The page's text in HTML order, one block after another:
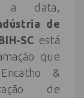
a data,
de
SC está
que
&
de